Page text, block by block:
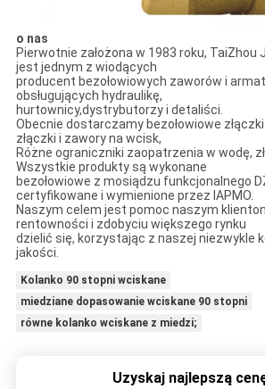
o nas
Pierwotnie założona w 1983 roku, TaiZhou
jest jednym z wiodących
producent bezołowiowych zaworów i
obsługujących hydraulikę,
hurtownicy,dystrybutorzy i detaliści.
Obecnie dostarczamy bezołowiowe złączki
złączki i zawory na wcisk,
Różne ograniczniki zaopatrzenia w wodę,
Wszystkie produkty są wykonane
bezołowiowe z mosiądzu funkcjonalnego
certyfikowane i wymienione przez IAPMO.
Naszym celem jest pomoc naszym
rentowności i zdobyciu większego rynku
dzielić się, korzystając z naszej niezwykle
jakości.
Kolanko 90 stopni wciskane
miedziane dopasowanie wciskane 90 stopni
równe kolanko wciskane z miedzi;
Uzyskaj najlepszą